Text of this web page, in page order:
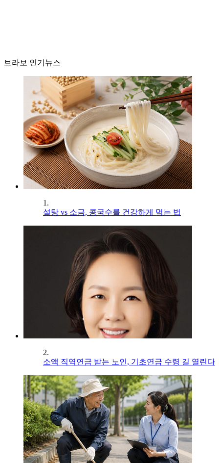
브라보 인기뉴스
1.
설탕 vs 소금, 콩국수를 건강하게 먹는 법
2.
소액 직역연금 받는 노인, 기초연금 수령 길 열린다